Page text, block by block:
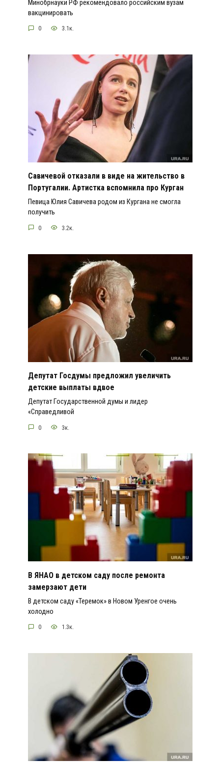
Минобрнауки РФ рекомендовало российским вузам
вакцинировать
0 3.1к.
Савичевой отказали в виде на жительство в
Португалии. Артистка вспомнила про Курган
Певица Юлия Савичева родом из Кургана не смогла
получить
0 3.2к.
Депутат Госдумы предложил увеличить
детские выплаты вдвое
Депутат Государственной думы и лидер
«Справедливой
0 3к.
В ЯНАО в детском саду после ремонта
замерзают дети
В детском саду «Теремок» в Новом Уренгое очень
холодно
0 1.3к.